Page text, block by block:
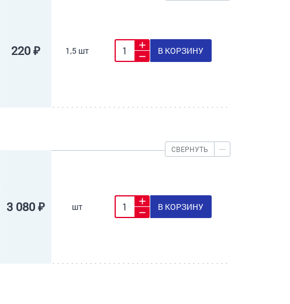
220 ₽ 1,5 шт В КОРЗИНУ
СВЕРНУТЬ
3 080 ₽ шт В КОРЗИНУ